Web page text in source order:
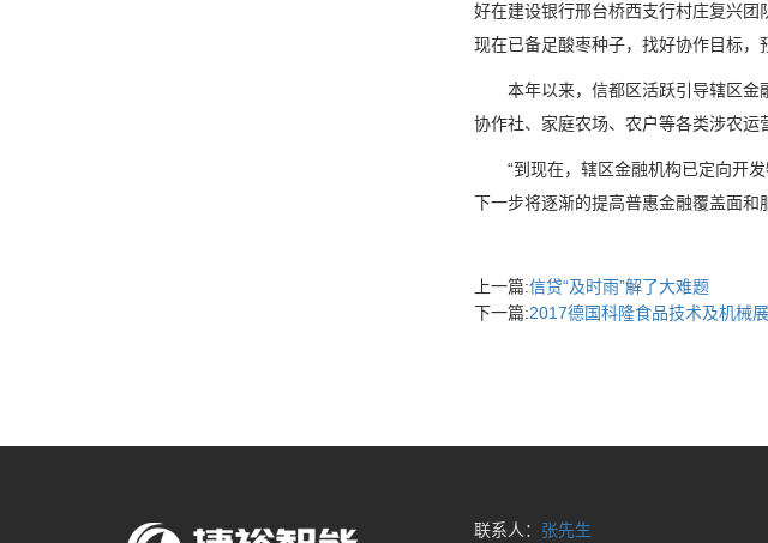
好在建设银行邢台桥西支行村庄复兴团
现在已备足酸枣种子，找好协作目标，
本年以来，信都区活跃引导辖区金融
协作社、家庭农场、农户等各类涉农运
“到现在，辖区金融机构已定向开发
下一步将逐渐的提高普惠金融覆盖面和
上一篇:信贷“及时雨”解了大难题
下一篇:2017德国科隆食品技术及机械
联系人： 张先生